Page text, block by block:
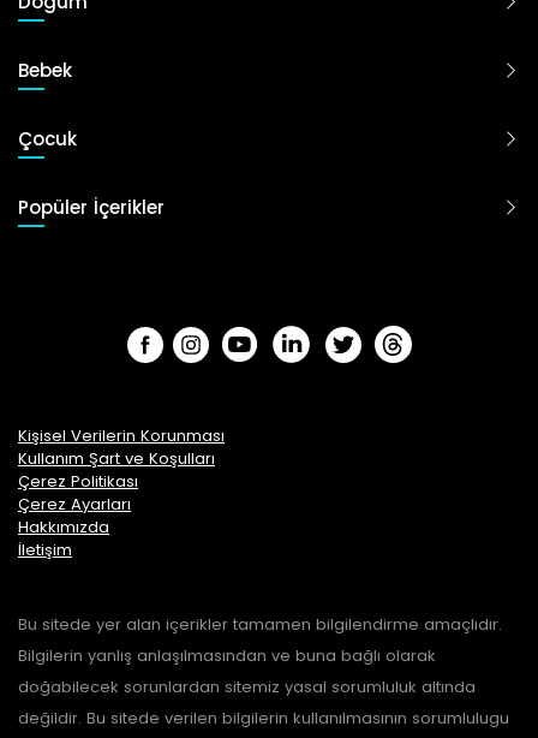
Bebek
Çocuk
Popüler İçerikler
Kişisel Verilerin Korunması
Kullanım Şart ve Koşulları
Çerez Politikası
Çerez Ayarları
Hakkımızda
İletişim
Bu sitede yer alan içerikler tamamen bilgilendirme amaçlıdır.
Bilgilerin yanlış anlaşılmasından ve buna bağlı olarak
doğabilecek sorunlardan sitemiz yasal sorumluluk altında
değildir. Bu sitede verilen bilgilerin kullanılmasının sorumlulugu